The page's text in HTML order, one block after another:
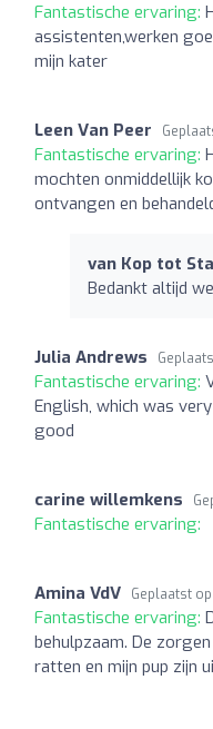
Fantastische ervaring:
assistenten,werken
mijn kater
Leen Van Peer
Fantastische ervaring:
mochten onmiddellijk
ontvangen en
van Kop tot
Bedankt altijd
Julia Andrews
Fantastische ervaring:
English, which was
good
carine willemkens
Fantastische ervaring:
Amina VdV Geplaatst op
Fantastische ervaring:
behulpzaam. De
ratten en mijn pup zijn